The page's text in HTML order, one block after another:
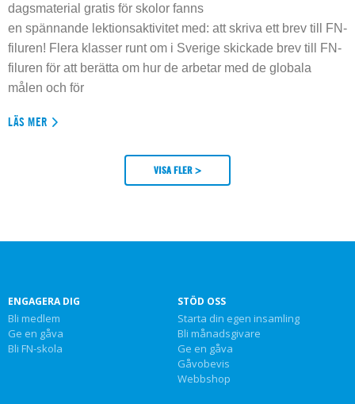
dagsmaterial gratis för skolor fanns
en spännande lektionsaktivitet med: att skriva ett brev till FN-
filuren! Flera klasser runt om i Sverige skickade brev till FN-
filuren för att berätta om hur de arbetar med de globala
målen och för
LÄS MER
VISA FLER >
ENGAGERA DIG
Bli medlem
Ge en gåva
Bli FN-skola
STÖD OSS
Starta din egen insamling
Bli månadsgivare
Ge en gåva
Gåvobevis
Webbshop